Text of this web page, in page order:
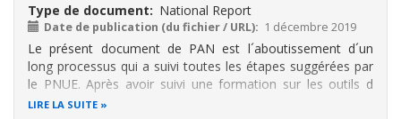
Type de document National Report
Date de publication (du fichier / URL) 1 décembre 2019
Le présent document de PAN est l´aboutissement d´un
long processus qui a suivi toutes les étapes suggérées par
le PNUE. Après avoir suivi une formation sur les outils d
´enquête et d´évaluation sur l´utilisation du mercure dans
LIRE LA SUITE